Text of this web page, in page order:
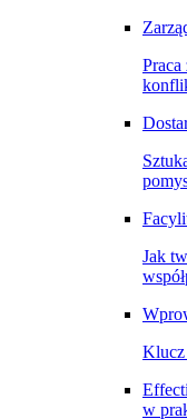
Jak
Klucz
w